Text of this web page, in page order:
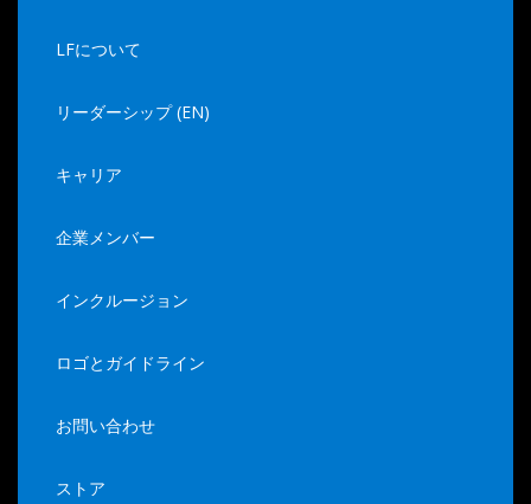
LFについて
リーダーシップ (EN)
キャリア
企業メンバー
インクルージョン
ロゴとガイドライン
お問い合わせ
ストア